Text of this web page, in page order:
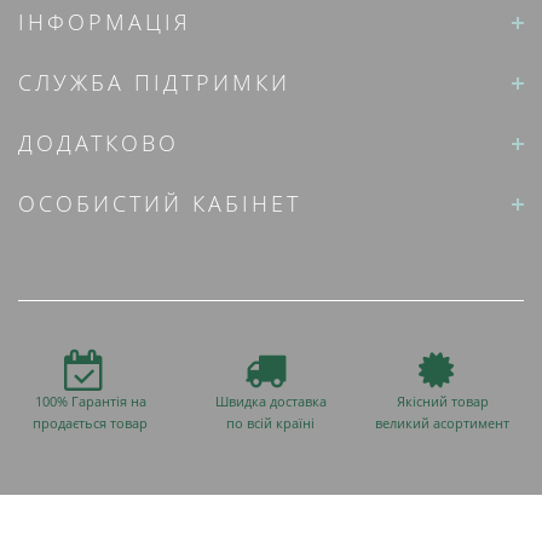
ІНФОРМАЦІЯ
СЛУЖБА ПІДТРИМКИ
ДОДАТКОВО
ОСОБИСТИЙ КАБІНЕТ
100% Гарантія на
продається товар
Швидка доставка
по всій країні
Якісний товар
великий асортимент